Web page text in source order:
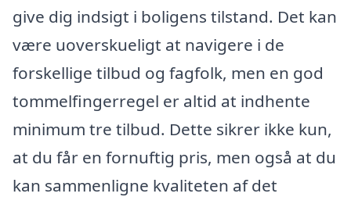
give dig indsigt i boligens tilstand. Det kan
være uoverskueligt at navigere i de
forskellige tilbud og fagfolk, men en god
tommelfingerregel er altid at indhente
minimum tre tilbud. Dette sikrer ikke kun,
at du får en fornuftig pris, men også at du
kan sammenligne kvaliteten af det